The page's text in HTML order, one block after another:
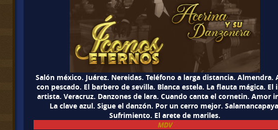
Salón méxico. Juárez. Nereidas. Teléfono a larga distancia. Almendra.
con pescado. El barbero de sevilla. Blanca estela. La flauta mágica. El
artista. Veracruz. Danzones de lara. Cuando canta el cornetin. Amor
La clave azul. Sigue el danzón. Por un cerro mejor.
Sufrimiento. El arete de mariles.
MDV